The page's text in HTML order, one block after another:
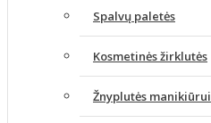
Spalvų paletės
Kosmetinės žirklutės
Žnyplutės manikiūrui